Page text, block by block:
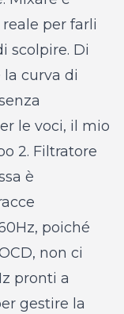
per farli
scolpire. Di
curva di
le voci, il mio
2. Filtratore
è
poiché
non ci
pronti a
gestire la